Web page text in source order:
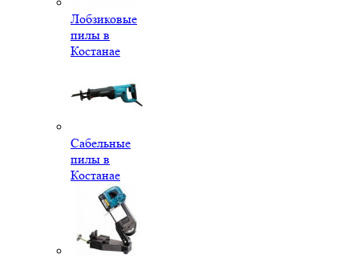
Лобзиковые
пилы в
Костанае
Сабельные
пилы в
Костанае